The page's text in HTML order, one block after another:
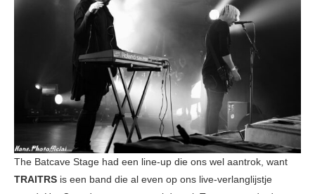
The Batcave Stage had een line-up die ons wel aantrok, want
TRAITRS is een band die al even op ons live-verlanglijstje